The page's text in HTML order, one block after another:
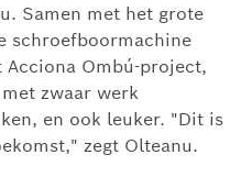
Samen met het grote
schroefboormachine
Ombú-project,
zwaar werk
en ook leuker. "Dit is
zegt Olteanu.